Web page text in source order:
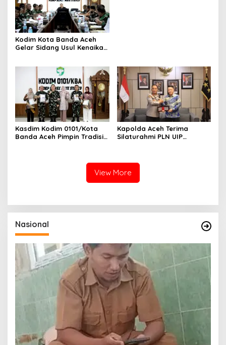
Kodim Kota Banda Aceh
Gelar Sidang Usul Kenaikan
Kasdim Kodim 0101/Kota
Banda Aceh Pimpin Tradisi
Kapolda Aceh Terima
Silaturahmi PLN UIP
Infrastruktur
Ketenagalistrikan
View More
Nasional